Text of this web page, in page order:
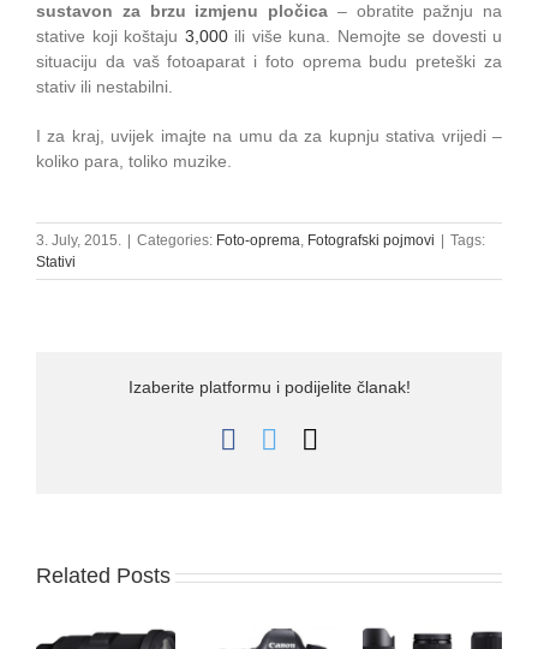
sustavon za brzu izmjenu pločica – obratite pažnju na
stative koji koštaju 3,000ili više kuna. Nemojte se dovesti u
situaciju da vaš fotoaparat i foto oprema budu preteški za
stativ ili nestabilni.
I za kraj, uvijek imajte na umu da za kupnju stativa vrijedi –
koliko para, toliko muzike.
3. July, 2015. Categories: Foto-oprema, Fotografski pojmovi
Tags:
Stativi
Izaberite platformu i podijelite članak!
Facebook
Twitter
Related Posts